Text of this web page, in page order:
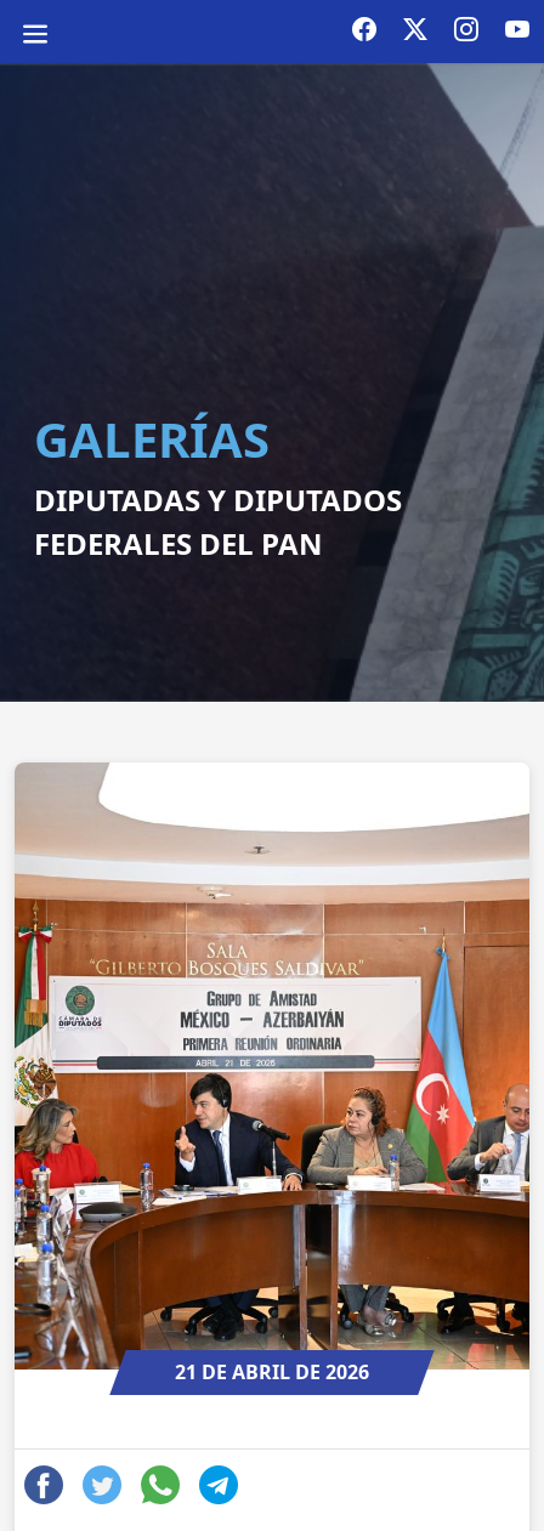
GALERÍAS
DIPUTADAS Y DIPUTADOS
FEDERALES DEL PAN
21 DE ABRIL DE 2026